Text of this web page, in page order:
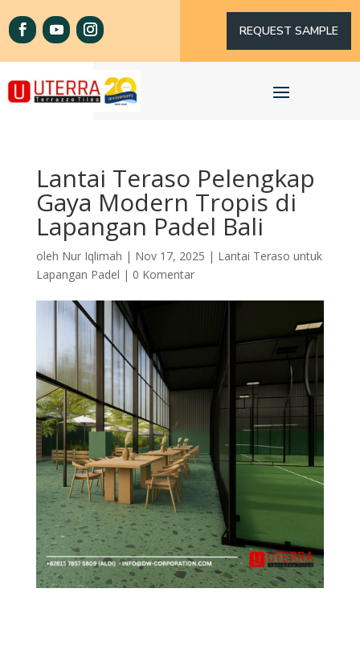
REQUEST SAMPLE
Lantai Teraso Pelengkap
Gaya Modern Tropis di
Lapangan Padel Bali
oleh Nur Iqlimah | Nov 17, 2025 | Lantai Teraso untuk
Lapangan Padel | 0 Komentar